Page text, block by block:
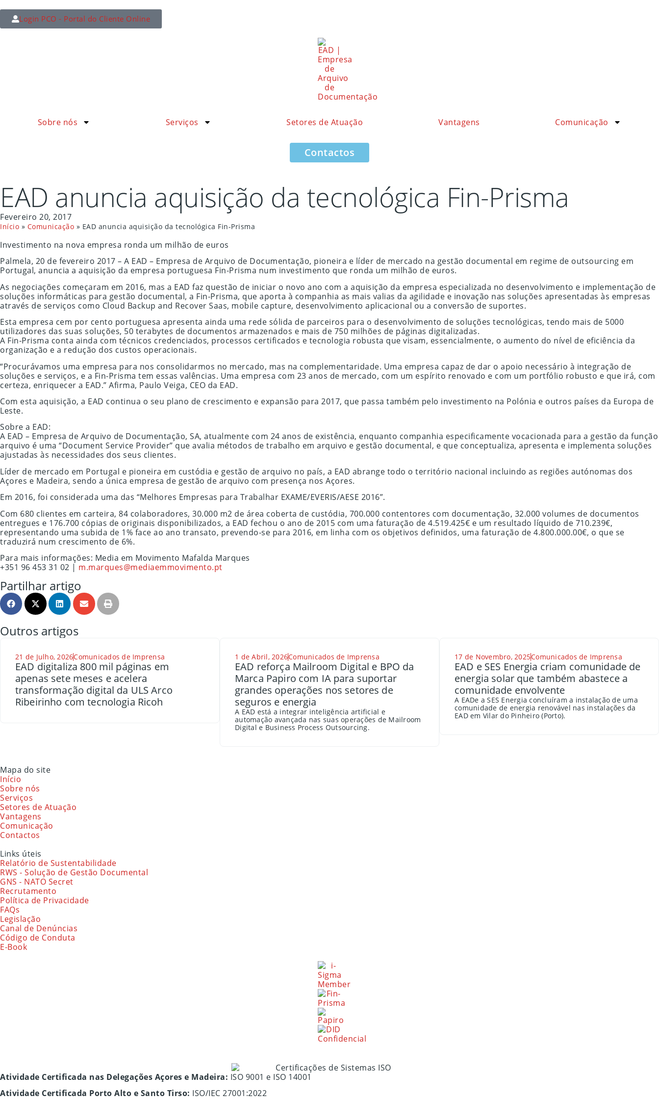
Login PCO - Portal do Cliente Online
Sobre nós Serviços Setores de Atuação Vantagens Comunicação
Contactos
EAD anuncia aquisição da tecnológica Fin-Prisma
Fevereiro 20, 2017
Início » Comunicação » EAD anuncia aquisição da tecnológica Fin-Prisma
Investimento na nova empresa ronda um milhão de euros
Palmela, 20 de fevereiro 2017 – A EAD – Empresa de Arquivo de Documentação, pioneira e líder de mercado na gestão documental em regime de outsourcing em
Portugal, anuncia a aquisição da empresa portuguesa Fin-Prisma num investimento que ronda um milhão de euros.
As negociações começaram em 2016, mas a EAD faz questão de iniciar o novo ano com a aquisição da empresa especializada no desenvolvimento e implementação de
soluções informáticas para gestão documental, a Fin-Prisma, que aporta à companhia as mais valias da agilidade e inovação nas soluções apresentadas às empresas
através de serviços como Cloud Backup and Recover Saas, mobile capture, desenvolvimento aplicacional ou a conversão de suportes.
Esta empresa cem por cento portuguesa apresenta ainda uma rede sólida de parceiros para o desenvolvimento de soluções tecnológicas, tendo mais de 5000
utilizadores das suas soluções, 50 terabytes de documentos armazenados e mais de 750 milhões de páginas digitalizadas.
A Fin-Prisma conta ainda com técnicos credenciados, processos certificados e tecnologia robusta que visam, essencialmente, o aumento do nível de eficiência da
organização e a redução dos custos operacionais.
“Procurávamos uma empresa para nos consolidarmos no mercado, mas na complementaridade. Uma empresa capaz de dar o apoio necessário à integração de
soluções e serviços, e a Fin-Prisma tem essas valências. Uma empresa com 23 anos de mercado, com um espírito renovado e com um portfólio robusto e que irá, com
certeza, enriquecer a EAD.” Afirma, Paulo Veiga, CEO da EAD.
Com esta aquisição, a EAD continua o seu plano de crescimento e expansão para 2017, que passa também pelo investimento na Polónia e outros países da Europa de
Leste.
Sobre a EAD:
A EAD – Empresa de Arquivo de Documentação, SA, atualmente com 24 anos de existência, enquanto companhia especificamente vocacionada para a gestão da função
arquivo é uma “Document Service Provider” que avalia métodos de trabalho em arquivo e gestão documental, e que conceptualiza, apresenta e implementa soluções
ajustadas às necessidades dos seus clientes.
Líder de mercado em Portugal e pioneira em custódia e gestão de arquivo no país, a EAD abrange todo o território nacional incluindo as regiões autónomas dos
Açores e Madeira, sendo a única empresa de gestão de arquivo com presença nos Açores.
Em 2016, foi considerada uma das “Melhores Empresas para Trabalhar EXAME/EVERIS/AESE 2016”.
Com 680 clientes em carteira, 84 colaboradores, 30.000 m2 de área coberta de custódia, 700.000 contentores com documentação, 32.000 volumes de documentos
entregues e 176.700 cópias de originais disponibilizados, a EAD fechou o ano de 2015 com uma faturação de 4.519.425€ e um resultado líquido de 710.239€,
representando uma subida de 1% face ao ano transato, prevendo-se para 2016, em linha com os objetivos definidos, uma faturação de 4.800.000.00€, o que se
traduzirá num crescimento de 6%.
Para mais informações: Media em Movimento Mafalda Marques
+351 96 453 31 02 | m.marques@mediaemmovimento.pt
Partilhar artigo
Outros artigos
21 de Julho, 2026Comunicados de Imprensa
EAD digitaliza 800 mil páginas em
apenas sete meses e acelera
transformação digital da ULS Arco
Ribeirinho com tecnologia Ricoh
1 de Abril, 2026Comunicados de Imprensa
EAD reforça Mailroom Digital e BPO da
Marca Papiro com IA para suportar
grandes operações nos setores de
seguros e energia
A EAD está a integrar inteligência artificial e
automação avançada nas suas operações de Mailroom
Digital e Business Process Outsourcing.
17 de Novembro, 2025Comunicados de Imprensa
EAD e SES Energia criam comunidade de
energia solar que também abastece a
comunidade envolvente
A EADe a SES Energia concluíram a instalação de uma
comunidade de energia renovável nas instalações da
EAD em Vilar do Pinheiro (Porto).
Mapa do site
Início
Sobre nós
Serviços
Setores de Atuação
Vantagens
Comunicação
Contactos
Links úteis
Relatório de Sustentabilidade
RWS - Solução de Gestão Documental
GNS - NATO Secret
Recrutamento
Política de Privacidade
FAQs
Legislação
Canal de Denúncias
Código de Conduta
E-Book
Atividade Certificada nas Delegações Açores e Madeira: ISO 9001 e ISO 14001
Atividade Certificada Porto Alto e Santo Tirso: ISO/IEC 27001:2022